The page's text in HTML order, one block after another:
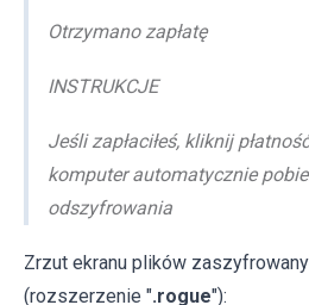
Otrzymano zapłatę
INSTRUKCJE
Jeśli zapłaciłeś, kliknij
komputer automatycznie
odszyfrowania
Zrzut ekranu plików
(rozszerzenie ".rogue"):